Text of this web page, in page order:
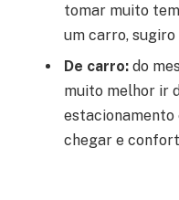
tomar muito
um carro,
De carro: do
muito melhor ir
estacionamento
chegar e